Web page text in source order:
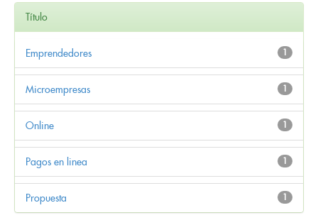
Título
1
Emprendedores
1
Microempresas
1
Online
1
Pagos en linea
1
Propuesta